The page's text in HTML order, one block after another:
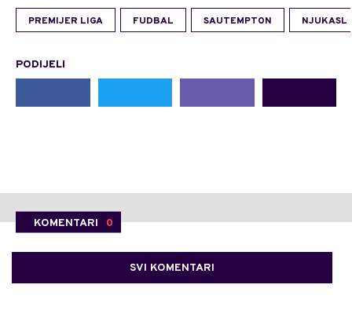
PREMIJER LIGA FUDBAL SAUTEMPTON NJUKASL
PODIJELI
KOMENTARI 0
SVI KOMENTARI